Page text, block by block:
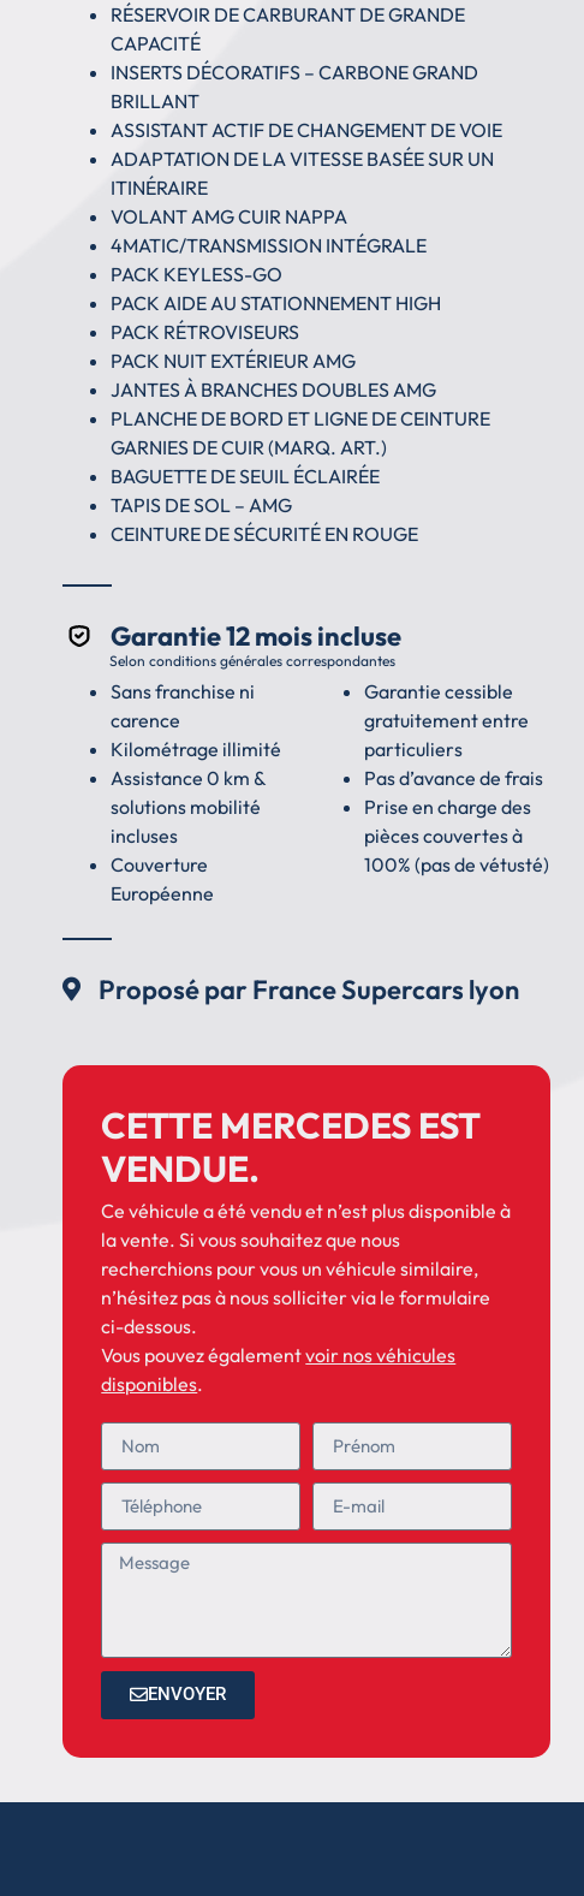
RÉSERVOIR DE CARBURANT DE GRANDE
CAPACITÉ
INSERTS DÉCORATIFS – CARBONE GRAND
BRILLANT
ASSISTANT ACTIF DE CHANGEMENT DE VOIE
ADAPTATION DE LA VITESSE BASÉE SUR UN
ITINÉRAIRE
VOLANT AMG CUIR NAPPA
4MATIC/TRANSMISSION INTÉGRALE
PACK KEYLESS-GO
PACK AIDE AU STATIONNEMENT HIGH
PACK RÉTROVISEURS
PACK NUIT EXTÉRIEUR AMG
JANTES À BRANCHES DOUBLES AMG
PLANCHE DE BORD ET LIGNE DE CEINTURE
GARNIES DE CUIR (MARQ. ART.)
BAGUETTE DE SEUIL ÉCLAIRÉE
TAPIS DE SOL – AMG
CEINTURE DE SÉCURITÉ EN ROUGE
Garantie 12 mois incluse
Selon conditions générales correspondantes
Sans franchise ni
carence
Kilométrage illimité
Assistance 0 km &
solutions mobilité
incluses
Couverture
Européenne
Garantie cessible
gratuitement entre
particuliers
Pas d’avance de frais
Prise en charge des
pièces couvertes à
100% (pas de vétusté)
Proposé par France Supercars lyon
CETTE MERCEDES EST
VENDUE.
Ce véhicule a été vendu et n’est plus disponible à
la vente. Si vous souhaitez que nous
recherchions pour vous un véhicule similaire,
n’hésitez pas à nous solliciter via le formulaire
ci-dessous.
Vous pouvez égalementvoir nos véhicules
disponibles.
ENVOYER